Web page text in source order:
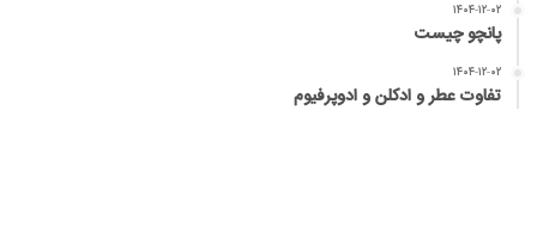
۱۴۰۴-۱۲-۰۲
پانچو چیست
۱۴۰۴-۱۲-۰۲
تفاوت عطر و ادکلن و ادوپرفیوم